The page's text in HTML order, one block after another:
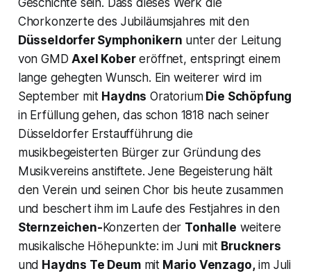
Chorkonzerte des Jubiläumsjahres mit den
Düsseldorfer Symphonikern unter der Leitung
von GMDAxel Kobereröffnet, entspringt einem
lange gehegten Wunsch. Ein weiterer wird im
September mit Haydns OratoriumDie Schöpfung
in Erfüllung gehen, das schon 1818 nach seiner
Düsseldorfer Erstaufführung die
musikbegeisterten Bürger zur Gründung des
Musikvereins anstiftete. Jene Begeisterung hält
den Verein und seinen Chor bis heute zusammen
und beschert ihm im Laufe des Festjahres in den
Sternzeichen-Konzerten der Tonhalle weitere
musikalische Höhepunkte: im Juni mit Bruckners
und Haydns Te Deum mit Mario Venzago,im Juli